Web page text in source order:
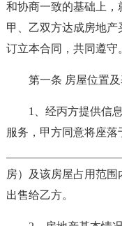
和协商一致的基础上
甲、乙双方达成房地
订立本合同，共同遵守
第一条 房屋位置及
1、经丙方提供信
服务，甲方同意将座落
房）及该房屋占用范围
出售给乙方。